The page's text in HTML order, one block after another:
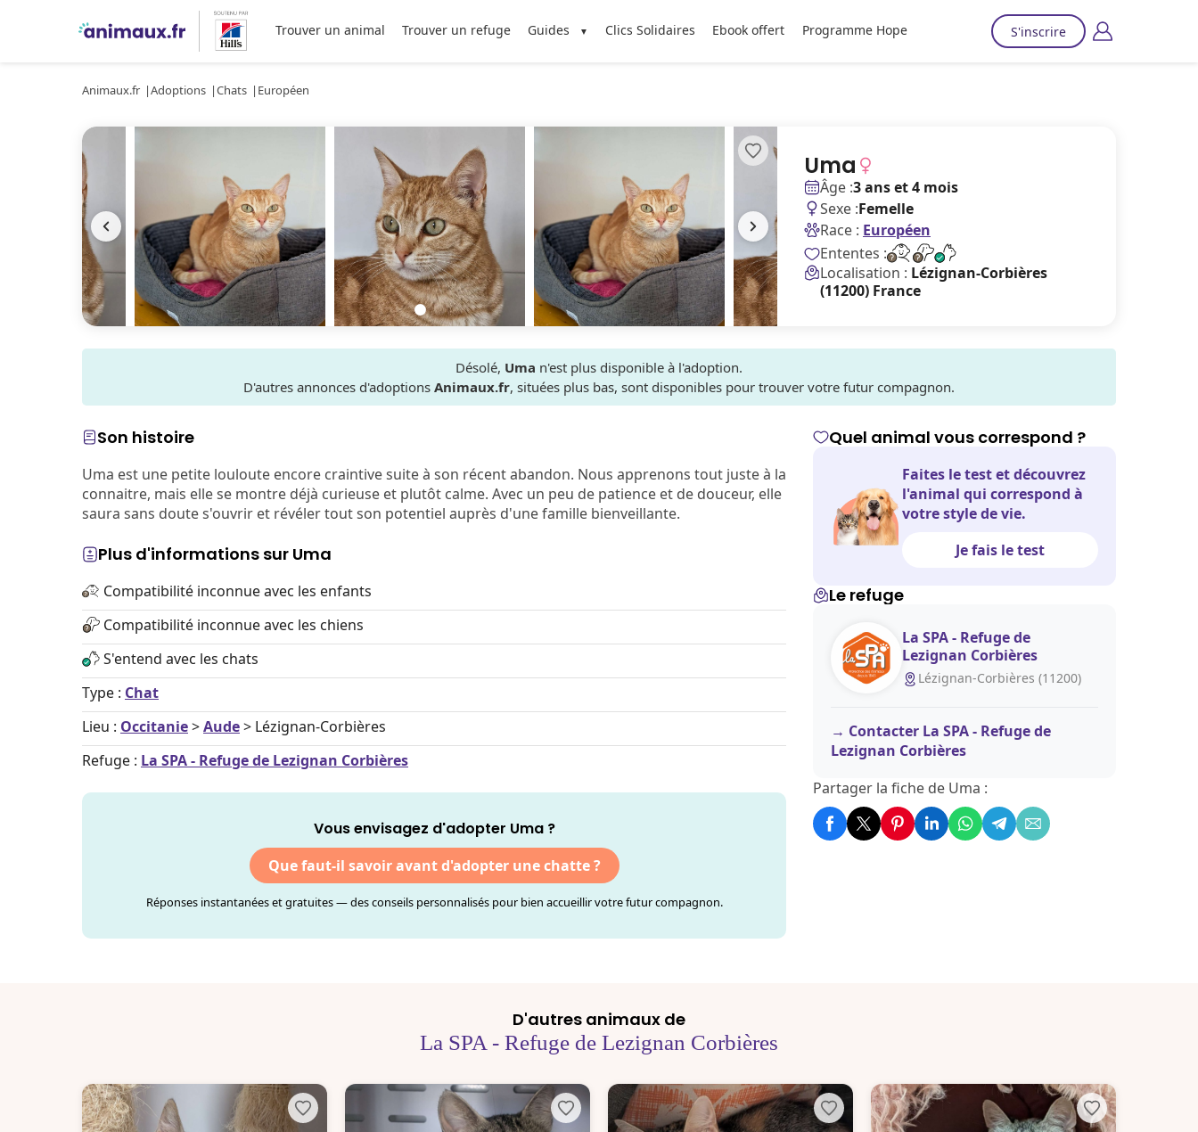
Trouver un animal Trouver un refuge Guides Clics Solidaires Ebook offert Programme Hope S'inscrire
Animaux.fr Adoptions Chats Européen
Uma
Âge :3 ans et 4 mois
Sexe :Femelle
Race : Européen
Ententes :
Localisation : Lézignan-Corbières
(11200) France
Désolé, Uma n'est plus disponible à l'adoption.
D'autres annonces d'adoptions Animaux.fr, situées plus bas, sont disponibles pour trouver votre futur compagnon.
Son histoire
Uma est une petite louloute encore craintive suite à son récent abandon. Nous apprenons tout juste à la
connaitre, mais elle se montre déjà curieuse et plutôt calme. Avec un peu de patience et de douceur, elle
saura sans doute s'ouvrir et révéler tout son potentiel auprès d'une famille bienveillante.
Plus d'informations sur Uma
Compatibilité inconnue avec les enfants
Compatibilité inconnue avec les chiens
S'entend avec les chats
Type : Chat
Lieu : Occitanie>Aude> Lézignan-Corbières
Refuge : La SPA - Refuge de Lezignan Corbières
Vous envisagez d'adopter Uma ?
Que faut-il savoir avant d'adopter une chatte ?
Réponses instantanées et gratuites — des conseils personnalisés pour bien accueillir votre futur compagnon.
Quel animal vous correspond ?
Faites le test et découvrez
l'animal qui correspond à
votre style de vie.
Je fais le test
Le refuge
La SPA - Refuge de
Lezignan Corbières
Lézignan-Corbières (11200)
Contacter La SPA - Refuge de
Lezignan Corbières
Partager la fiche de Uma :
D'autres animaux de
La SPA - Refuge de Lezignan Corbières